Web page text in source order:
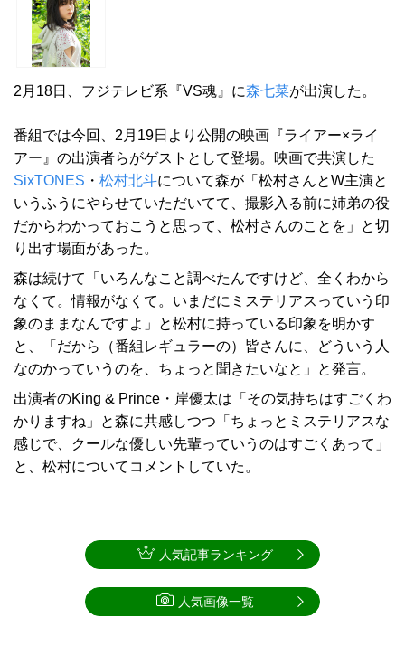
2月18日、フジテレビ系『VS魂』に森七菜が出演した。
番組では今回、2月19日より公開の映画『ライアー×ライ
アー』の出演者らがゲストとして登場。映画で共演した
SixTONES ・ 松村北斗について森が「松村さんとW主演と
いうふうにやらせていただいてて、撮影入る前に姉弟の役
だからわかっておこうと思って、松村さんのことを」と切
り出す場面があった。
森は続けて「いろんなこと調べたんですけど、全くわから
なくて。情報がなくて。いまだにミステリアスっていう印
象のままなんですよ」と松村に持っている印象を明かす
と、「だから（番組レギュラーの）皆さんに、どういう人
なのかっていうのを、ちょっと聞きたいなと」と発言。
出演者のKing & Prince・岸優太は「その気持ちはすごくわ
かりますね」と森に共感しつつ「ちょっとミステリアスな
感じで、クールな優しい先輩っていうのはすごくあって」
と、松村についてコメントしていた。
人気記事ランキング
人気画像一覧